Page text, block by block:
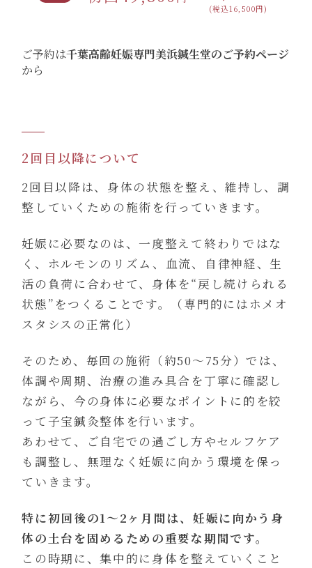
(税込16,500円)
ご予約は千葉高齢妊娠専門美浜鍼生堂のご予約ページ
から
2回目以降について
2回目以降は、身体の状態を整え、維持し、調
整していくための施術を行っていきます。
妊娠に必要なのは、一度整えて終わりではな
く、ホルモンのリズム、血流、自律神経、生
活の負荷に合わせて、身体を“戻し続けられる
状態”をつくることです。（専門的にはホメオ
スタシスの正常化）
そのため、毎回の施術（約50〜75分）では、
体調や周期、治療の進み具合を丁寧に確認し
ながら、今の身体に必要なポイントに的を絞
って子宝鍼灸整体を行います。
あわせて、ご自宅での過ごし方やセルフケア
も調整し、無理なく妊娠に向かう環境を保っ
ていきます。
特に初回後の1〜2ヶ月間は、妊娠に向かう身
体の土台を固めるための重要な期間です。
この時期に、集中的に身体を整えていくこと